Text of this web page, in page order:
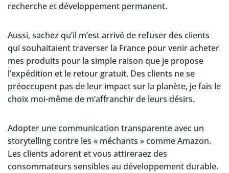
recherche et développement permanent.
Aussi, sachez qu’il m’est arrivé de refuser des clients
qui souhaitaient traverser la France pour venir acheter
mes produits pour la simple raison que je propose
l’expédition et le retour gratuit. Des clients ne se
préoccupent pas de leur impact sur la planète, je fais le
choix moi-même de m’affranchir de leurs désirs.
Adopter une communication transparente avec un
storytelling contre les « méchants » comme Amazon.
Les clients adorent et vous attireraez des
consommateurs sensibles au développement durable.